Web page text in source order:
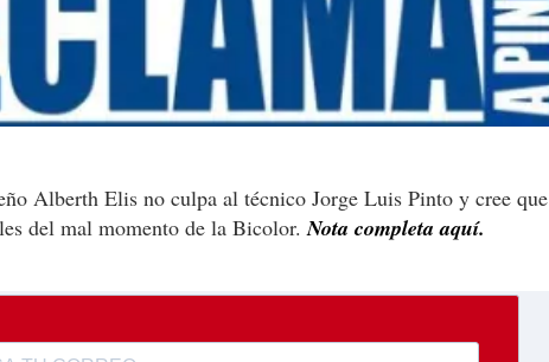
Alberth Elis no culpa al técnico Jorge Luis Pinto y cree que
del mal momento de la Bicolor.Nota completa aquí.